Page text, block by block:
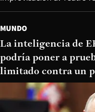
MUNDO
La inteligencia de
podría poner a
limitado contra un